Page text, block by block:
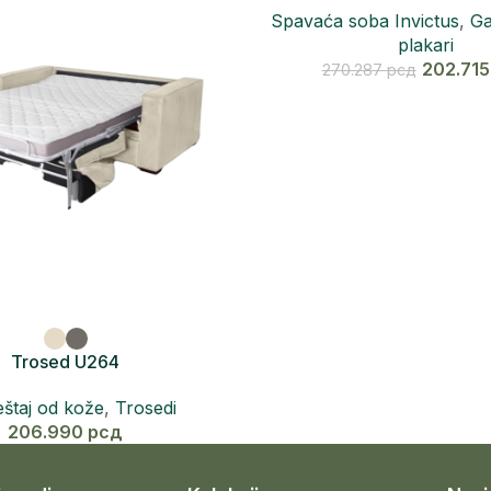
Trosed U264
od kože, Trosedi
206.990 рсд
Spavaća soba Invictus,
plakari
270.287рсд